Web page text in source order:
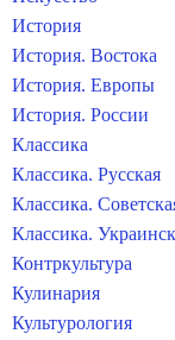
История
История. Востока
История. Европы
История. России
Классика
Классика. Русская
Классика.
Классика.
Контркультура
Кулинария
Культурология